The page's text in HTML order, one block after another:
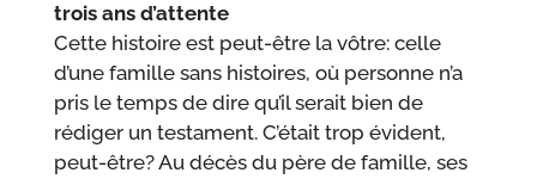
trois ans d’attente
Cette histoire est peut-être la vôtre: celle
d’une famille sans histoires, où personne n’a
pris le temps de dire qu’il serait bien de
rédiger un testament. C’était trop évident,
peut-être? Au décès du père de famille, ses